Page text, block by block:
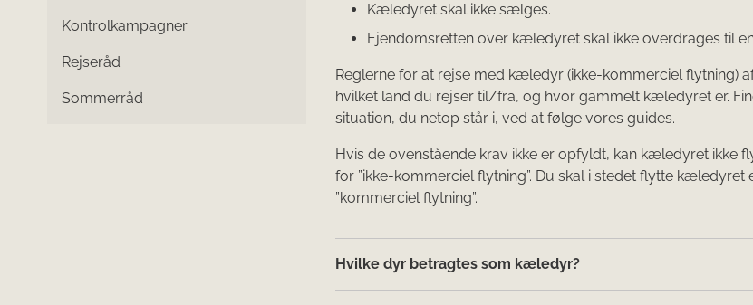
Kontrolkampagner
Rejseråd
Sommerråd
Kæledyret skal ikke sælges.
Ejendomsretten over kæledyret skal ikke overdrages til
Reglerne for at rejse med kæledyr (ikke-kommerciel flytning)
hvilket land du rejser til/fra, og hvor gammelt kæledyret er.
situation, du netop står i, ved at følge vores guides.
Hvis de ovenstående krav ikke er opfyldt, kan kæledyret ikke
for ”ikke-kommerciel flytning”. Du skal i stedet flytte kæledyret
”kommerciel flytning”.
Hvilke dyr betragtes som kæle​dyr?